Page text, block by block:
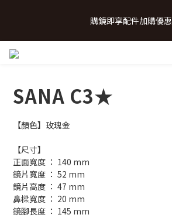
卡/情人卡(2選1)
購鏡即享配件加購優惠
💗致...特別的日子💗 | 全館任選 贈奶呼呼品牌明信片(乙張) *生日
SANA C3★
【顏色】玫瑰金
【尺寸】
正面寬度 ： 140 mm
鏡片寬度 ： 52 mm
鏡片高度 ： 47 mm
鼻樑寬度 ： 20 mm
鏡腳長度 ： 145 mm